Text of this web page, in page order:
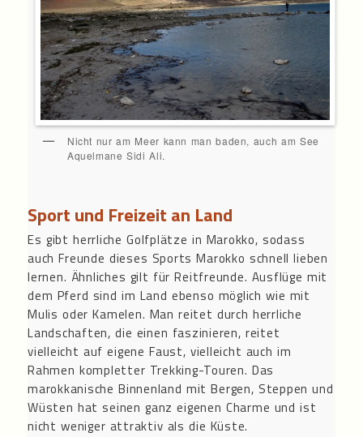
Nicht nur am Meer kann man baden, auch am See
Aquelmane Sidi Ali.
Sport und Freizeit an Land
Es gibt herrliche Golfplätze in Marokko, sodass
auch Freunde dieses Sports Marokko schnell lieben
lernen. Ähnliches gilt für Reitfreunde. Ausflüge mit
dem Pferd sind im Land ebenso möglich wie mit
Mulis oder Kamelen. Man reitet durch herrliche
Landschaften, die einen faszinieren, reitet
vielleicht auf eigene Faust, vielleicht auch im
Rahmen kompletter Trekking-Touren. Das
marokkanische Binnenland mit Bergen, Steppen und
Wüsten hat seinen ganz eigenen Charme und ist
nicht weniger attraktiv als die Küste.